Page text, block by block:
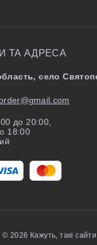
ТА АДРЕСА
село
до 20:00,
18:00
© 2026 Кажуть, такі